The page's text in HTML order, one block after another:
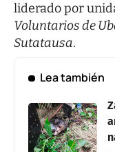
liderado por
Voluntarios de
Sutatausa.
Lea también